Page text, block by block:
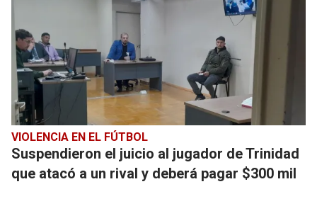
VIOLENCIA EN EL FÚTBOL
Suspendieron el juicio al jugador de Trinidad
que atacó a un rival y deberá pagar $300 mil